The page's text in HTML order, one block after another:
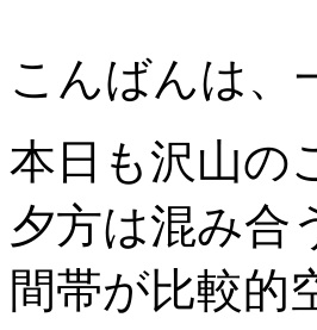
こんばんは、
本日も沢山の
夕方は混み合
間帯が比較的